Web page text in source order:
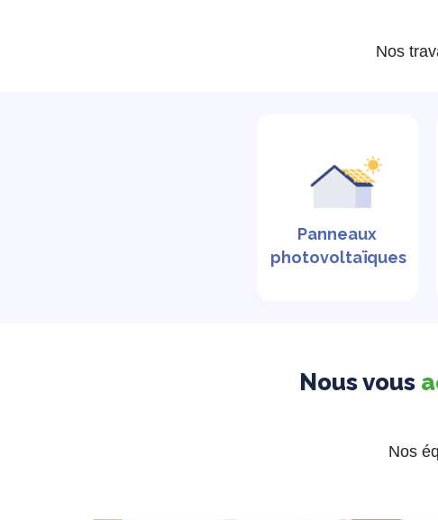
Nos
Panneaux
photovoltaïques
Nous vous
Nos